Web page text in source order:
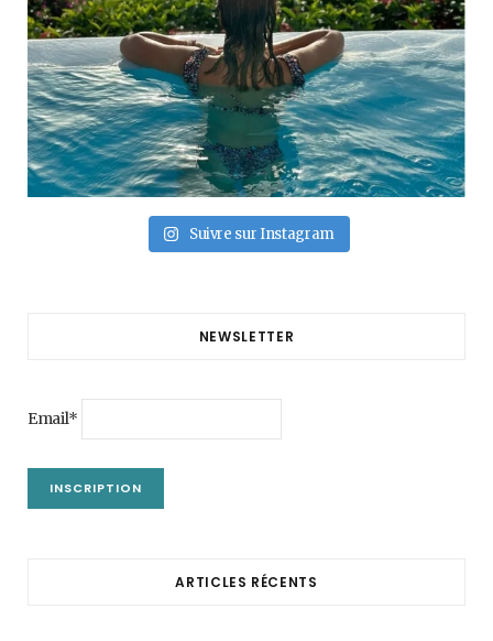
Suivre sur Instagram
NEWSLETTER
Email*
ARTICLES RÉCENTS